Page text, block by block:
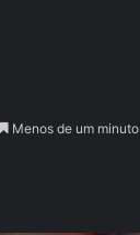
Menos de um minuto